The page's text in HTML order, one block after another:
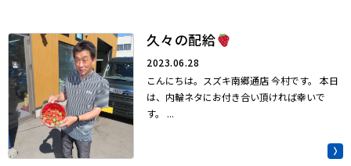
久々の配給
2023.06.28
こんにちは。スズキ南郷通店 今村です。 本日
は、内輪ネタにお付き合い頂ければ幸いで
す。 ...